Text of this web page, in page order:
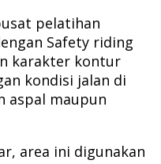
pelatihan
Safety riding
karakter kontur
kondisi jalan di
aspal maupun
area ini digunakan